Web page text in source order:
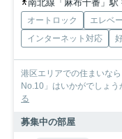
南北線「麻布十番」駅
オートロック エレベ
インターネット対応
港区エリアでの住まいな
No.10」はいかがでしょ
る
募集中の部屋